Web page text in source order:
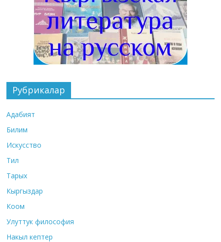
Рубрикалар
Адабият
Билим
Искусство
Тил
Тарых
Кыргыздар
Коом
Улуттук философия
Накыл кептер